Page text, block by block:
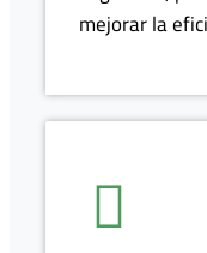
mejorar la